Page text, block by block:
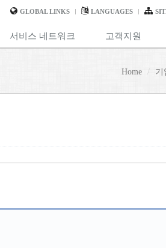
GLOBAL LINKS LANGUAGES
서비스 네트워크 고객지원
Home 기